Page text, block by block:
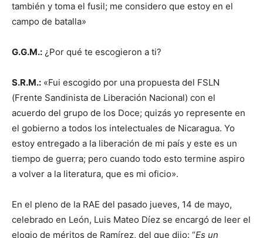
también y toma el fusil; me considero que estoy en el
campo de batalla»
G.G.M.: ¿Por qué te escogieron a ti?
S.R.M.: «Fui escogido por una propuesta del FSLN
(Frente Sandinista de Liberación Nacional) con el
acuerdo del grupo de los Doce; quizás yo represente en
el gobierno a todos los intelectuales de Nicaragua. Yo
estoy entregado a la liberación de mi país y este es un
tiempo de guerra; pero cuando todo esto termine aspiro
a volver a la literatura, que es mi oficio».
En el pleno de la RAE del pasado jueves, 14 de mayo,
celebrado en León, Luis Mateo Díez se encargó de leer el
elogio de méritos de Ramírez, del que dijo: “Es un